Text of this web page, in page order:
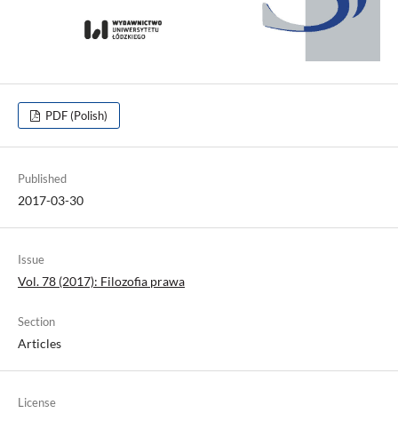
PDF (Polish)
Published
2017-03-30
Issue
Vol. 78 (2017): Filozofia prawa
Section
Articles
License